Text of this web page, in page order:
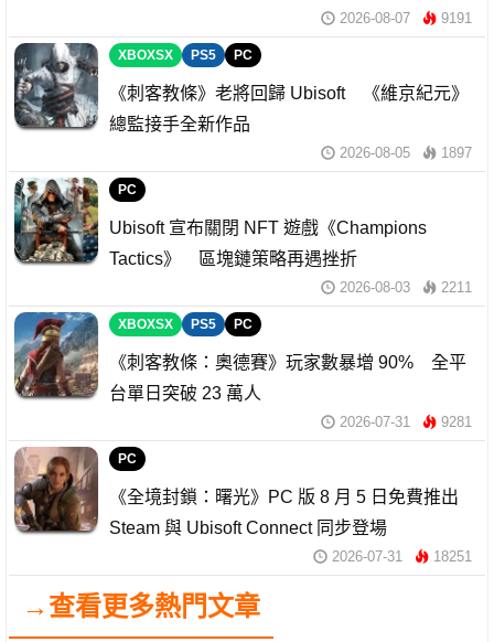
2026-08-07 9191
XBOXSX PS5 PC
《刺客教條》老將回歸 Ubisoft 《維京紀元》
總監接手全新作品
2026-08-05 1897
PC
Ubisoft 宣布關閉 NFT 遊戲《Champions
Tactics》 區塊鏈策略再遇挫折
2026-08-03 2211
XBOXSX PS5 PC
《刺客教條：奧德賽》玩家數暴增 90% 全平
台單日突破 23 萬人
2026-07-31 9281
PC
《全境封鎖：曙光》PC 版 8 月 5 日免費推出
Steam 與 Ubisoft Connect 同步登場
2026-07-31 18251
→查看更多熱門文章